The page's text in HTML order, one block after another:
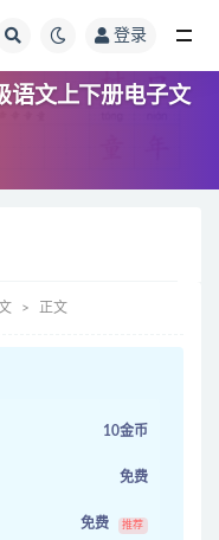
登录
语文上下册电子文
正文
10金币
免费
免费 推荐